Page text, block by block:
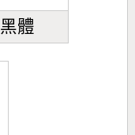
黑體